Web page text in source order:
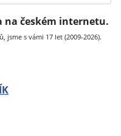
na českém internetu.
jsme s vámi 17 let (2009-2026).